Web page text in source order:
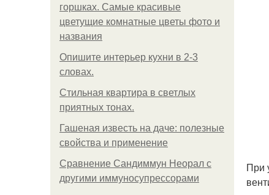
горшках. Самые красивые
цветущие комнатные цветы фото и
названия
Опишите интерьер кухни в 2-3
словах.
Стильная квартира в светлых
приятных тонах.
Гашеная известь на даче: полезные
свойства и применение
Сравнение Сандиммун Неорал с
другими иммуносупрессорами
При